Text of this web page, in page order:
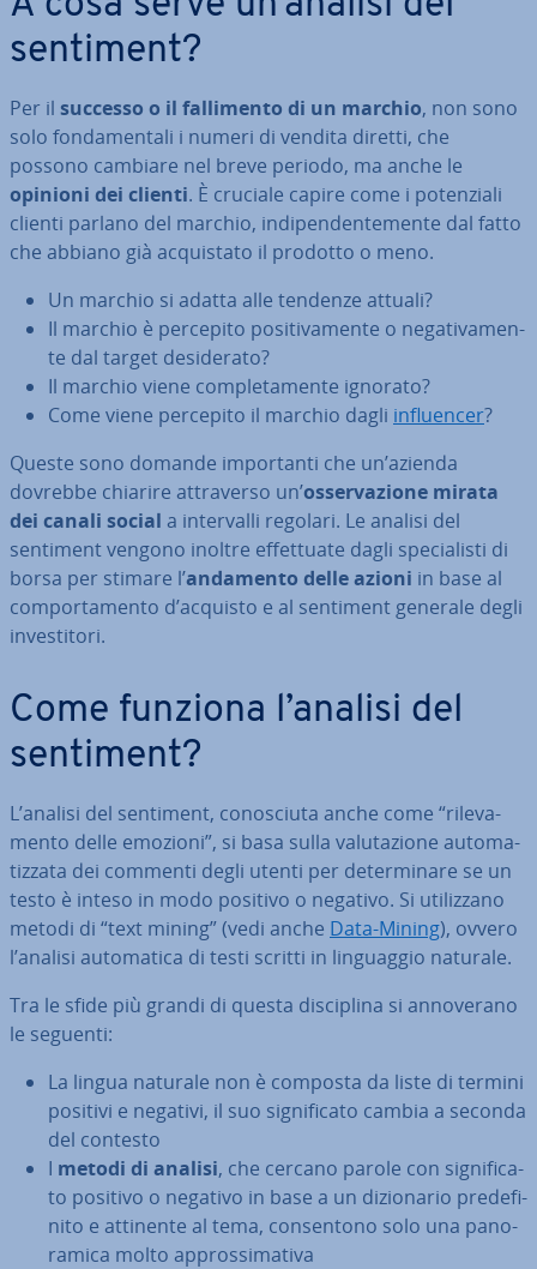
sentiment?
Per il successo o il fal­li­men­to di un marchio, non sono
solo fon­da­men­ta­li i numeri di vendita diretti, che
possono cambiare nel breve periodo, ma anche le
opinioni dei clienti. È cruciale capire come i po­ten­zia­li
clienti parlano del marchio, in­di­pen­den­te­men­te dal fatto
che abbiano già ac­qui­sta­to il prodotto o meno.
Un marchio si adatta alle tendenze attuali?
Il marchio è percepito po­si­ti­va­men­te o ne­ga­ti­va­men­
te dal target de­si­de­ra­to?
Il marchio viene com­ple­ta­men­te ignorato?
Come viene percepito il marchio dagli in­fluen­cer?
Queste sono domande im­por­tan­ti che un’azienda
dovrebbe chiarire at­tra­ver­so un’os­ser­va­zio­ne mirata
dei canali social a in­ter­val­li regolari. Le analisi del
sentiment vengono inoltre ef­fet­tua­te dagli spe­cia­li­sti di
borsa per stimare l’andamento delle azioni in base al
com­por­ta­men­to d’acquisto e al sentiment generale degli
in­ve­sti­to­ri.
Come funziona l’analisi del
sentiment?
L’analisi del sentiment, co­no­sciu­ta anche come “ri­le­va­
men­to delle emozioni”, si basa sulla va­lu­ta­zio­ne au­to­ma­
tiz­za­ta dei commenti degli utenti per de­ter­mi­na­re se un
testo è inteso in modo positivo o negativo. Si uti­liz­za­no
metodi di “text mining” (vedi anche Data-Mining), ovvero
l’analisi au­to­ma­ti­ca di testi scritti in lin­guag­gio naturale.
Tra le sfide più grandi di questa di­sci­pli­na si an­no­ve­ra­no
le seguenti:
La lingua naturale non è composta da liste di termini
positivi e negativi, il suo si­gni­fi­ca­to cambia a seconda
del contesto
I metodi di analisi, che cercano parole con si­gni­fi­ca­
to positivo o negativo in base a un di­zio­na­rio pre­de­fi­
ni­to e attinente al tema, con­sen­to­no solo una pa­no­
ra­mi­ca molto ap­pros­si­ma­ti­va